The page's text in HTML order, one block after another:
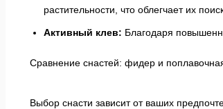
растительности, что облегчает их
Активный клев: Благодаря
Сравнение снастей: фидер и
Выбор снасти зависит от ваших